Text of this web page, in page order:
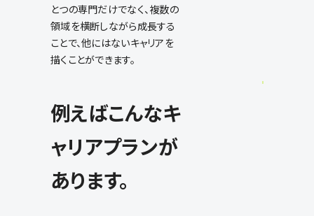
とつの専門だけでなく、複数の
領域を横断しながら成長する
ことで、他にはないキャリアを
描くことができます。
例えばこんなキ
ャリアプランが
あります。